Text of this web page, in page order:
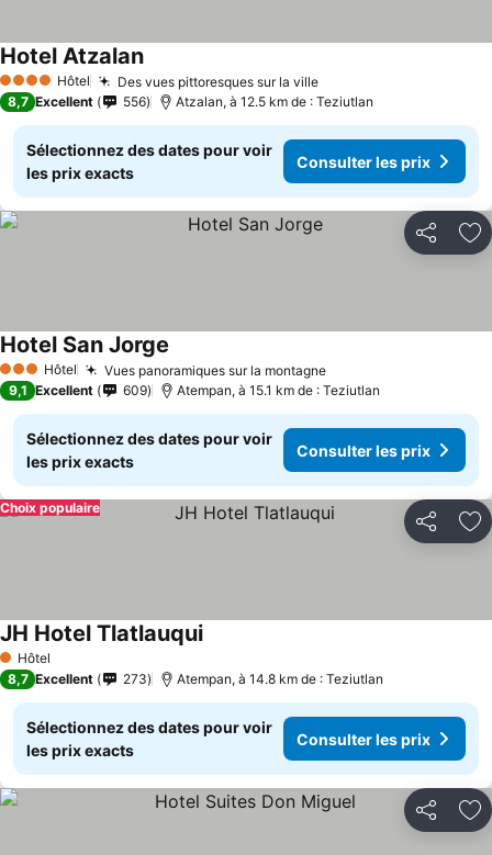
4 Étoiles Hôtel Des vues pittoresques sur la ville
Hotel Atzalan
8,7 Excellent 556 Atzalan, à 12.5 km de : Teziutlan
Sélectionnez des dates pour voir
les prix exacts
Consulter les prix
Partager
3 ÉtoilesHôtel Vues panoramiques sur la montagne
Hotel San Jorge
9,1 Excellent 609 Atempan, à 15.1 km de : Teziutlan
Sélectionnez des dates pour voir
les prix exacts
Consulter les prix
Partager
Choix populaire
1 Étoiles
Hôtel
JH Hotel Tlatlauqui
8,7 Excellent 273 Atempan, à 14.8 km de : Teziutlan
Sélectionnez des dates pour voir
les prix exacts
Consulter les prix
Partager